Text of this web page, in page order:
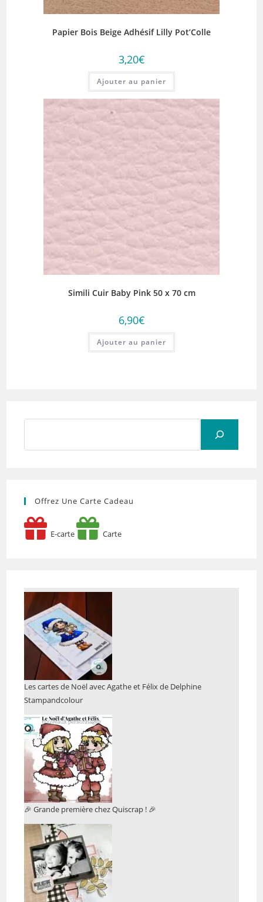
Papier Bois Beige Adhésif Lilly Pot’Colle
3,20€
Ajouter au panier
Simili Cuir Baby Pink 50 x 70 cm
6,90€
Ajouter au panier
Offrez Une Carte Cadeau
E-carte Carte
Les cartes de Noël avec Agathe et Félix de Delphine
Stampandcolour
🎉 Grande première chez Quiscrap ! 🎉